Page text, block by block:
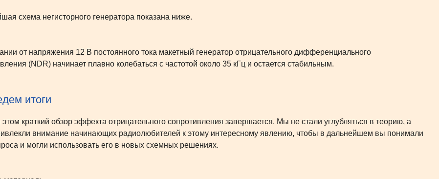
схема негисторного генератора показана ниже.
от напряжения 12 В постоянного тока макетный генератор отрицательного дифференциального
(NDR) начинает плавно колебаться с частотой около 35 кГц и остается стабильным.
итоги
этом краткий обзор эффекта отрицательного сопротивления завершается. Мы не стали углубляться в теорию, а
внимание начинающих радиолюбителей к этому интересному явлению, чтобы в дальнейшем вы понимали
и могли использовать его в новых схемных решениях.